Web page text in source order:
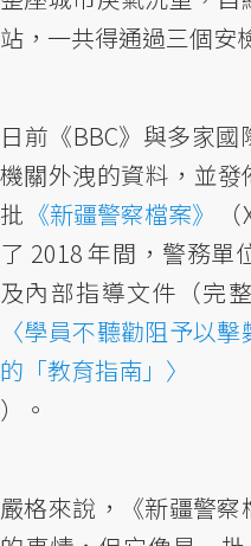
站，一共得通過三個安
日前《BBC》與多家
機關外洩的資料，並發
批 《新疆警察檔案》
了 2018 年間，警務單
及內部指導文件（完
〈學員不聽勸阻予以
的「教育指南」〉
）。
嚴格來說，《新疆警